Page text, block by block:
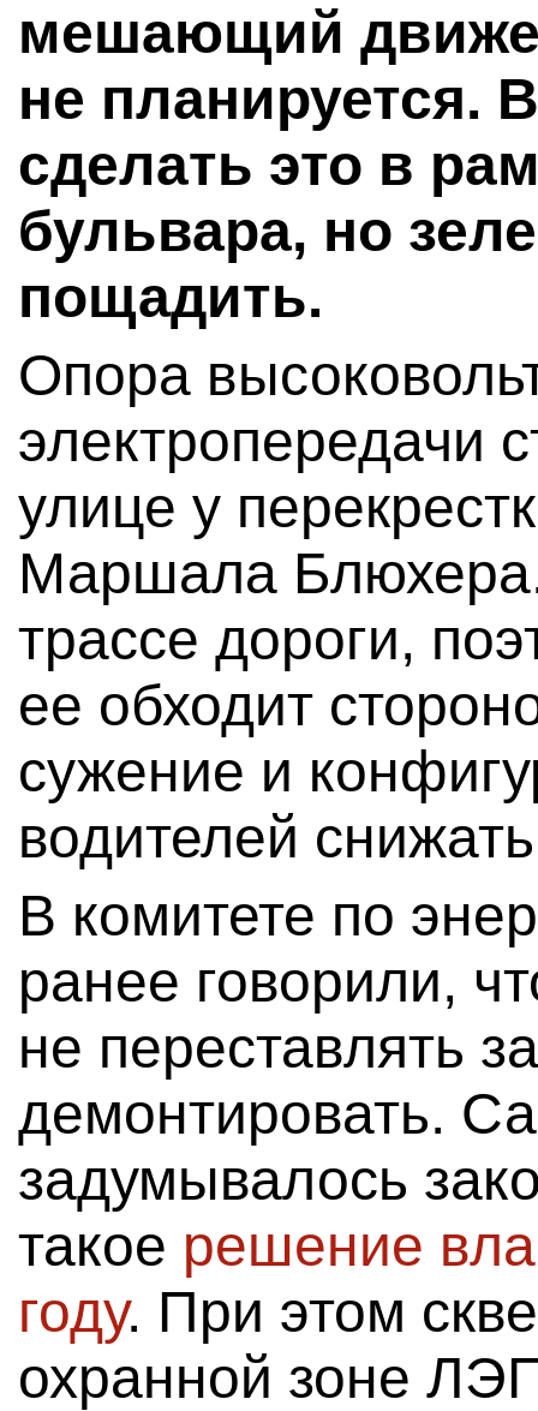
мешающий
не планируется.
сделать это в
бульвара, но
пощадить.
Опора
электропередачи
улице у
Маршала
трассе дороги,
ее обходит
сужение и
водителей
В комитете по
ранее говорили,
не переставлять
демонтировать.
задумывалось
такое решение
году. При этом
охранной зоне